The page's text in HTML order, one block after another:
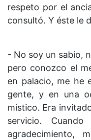
respeto por el
consultó. Y éste le
- No soy un sabio,
pero conozco el
en palacio, me he
gente, y en una
místico. Era
servicio.
agradecimiento,